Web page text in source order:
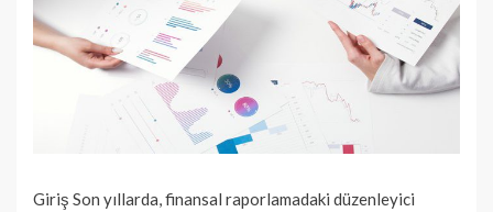
Giriş Son yıllarda, finansal raporlamadaki düzenleyici